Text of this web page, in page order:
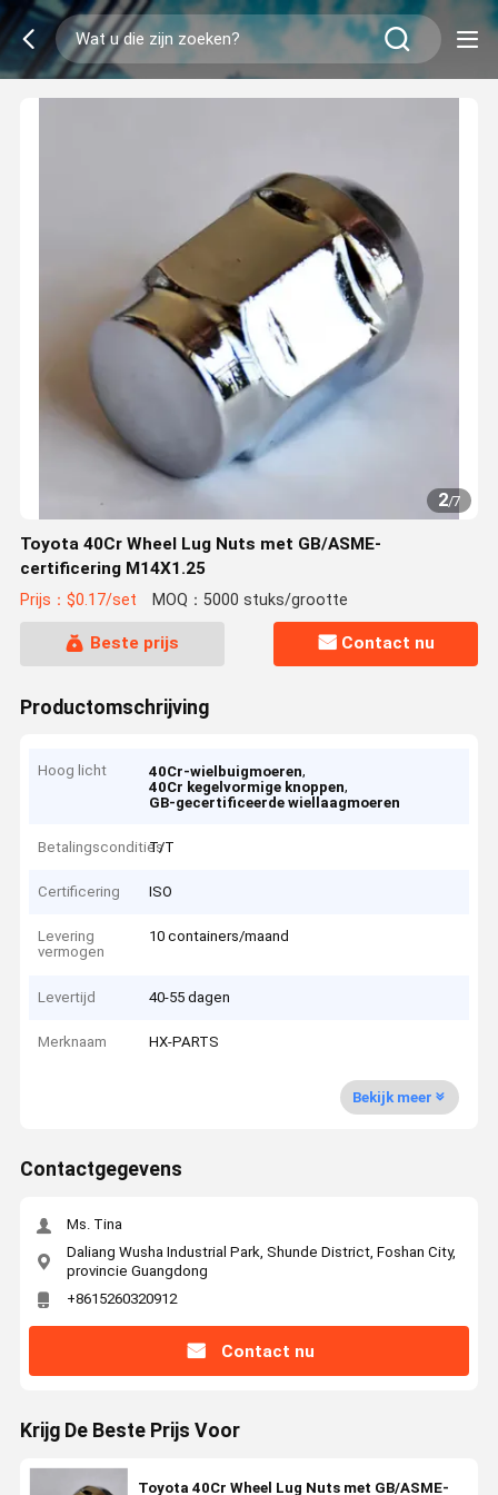
2/7
Toyota 40Cr Wheel Lug Nuts met GB/ASME-
certificering M14X1.25
Prijs：$0.17/set MOQ：5000 stuks/grootte
Beste prijs Contact nu
Productomschrijving
Hoog licht 40Cr-wielbuigmoeren,
40Cr kegelvormige knoppen,
GB-gecertificeerde wiellaagmoeren
Betalingscondities
T/T
Certificering ISO
Levering
vermogen
10 containers/maand
Levertijd 40-55 dagen
Merknaam HX-PARTS
Bekijk meer
Contactgegevens
Ms. Tina
Daliang Wusha Industrial Park, Shunde District, Foshan City,
provincie Guangdong
+8615260320912
Contact nu
Krijg De Beste Prijs Voor
Toyota 40Cr Wheel Lug Nuts met GB/ASME-